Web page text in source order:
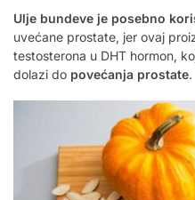
Ulje bundeve je posebno
uvećane prostate, jer ovaj
testosterona u DHT hormon,
dolazi do povećanja prostate.